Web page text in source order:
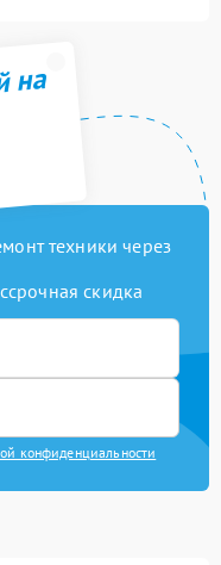
на
техники через
скидка
конфиденциальности